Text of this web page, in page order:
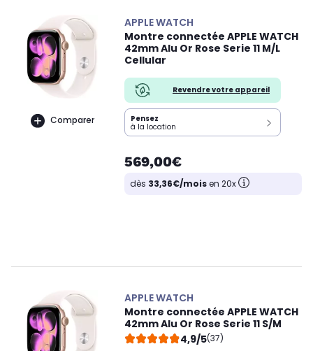
Comparer
APPLE WATCH
Montre connectée APPLE WATCH
42mm Alu Or Rose Serie 11 M/L
Cellular
Revendre votre appareil
Pensez
à la location
569,00€
dès 33,36€/moisen 20x
APPLE WATCH
Montre connectée APPLE WATCH
42mm Alu Or Rose Serie 11 S/M
4,9/5(37)